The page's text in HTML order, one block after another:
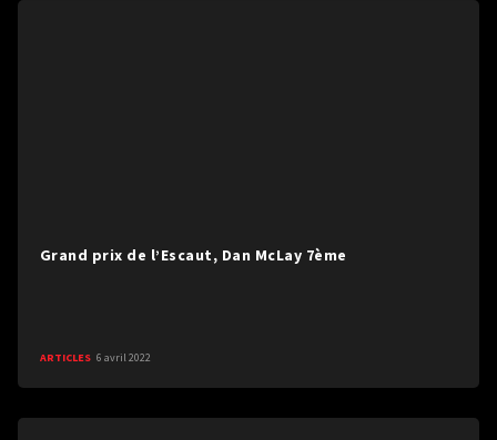
Grand prix de l’Escaut, Dan McLay 7ème
ARTICLES 6 avril 2022